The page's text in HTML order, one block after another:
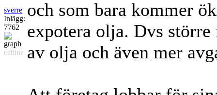
sverre
Inlägg:
7762
offline
och som bara kommer
expotera olja. Dvs
av olja och även mer